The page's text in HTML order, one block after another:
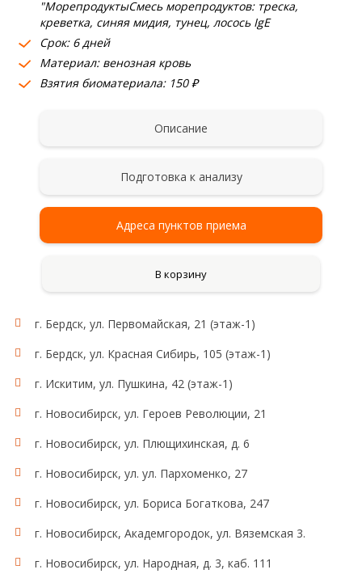
Партнерам
"МорепродуктыСмесь морепродуктов: треска,
креветка, синяя мидия, тунец, лосось IgE
Срок: 6 дней
Материал: венозная кровь
Взятия биоматериала: 150 ₽
Описание
Подготовка к анализу
Адреса пунктов приема
В корзину
г. Бердск, ул. Первомайская, 21 (этаж-1)
г. Бердск, ул. Красная Сибирь, 105 (этаж-1)
г. Искитим, ул. Пушкина, 42 (этаж-1)
г. Новосибирск, ул. Героев Революции, 21
г. Новосибирск, ул. Плющихинская, д. 6
г. Новосибирск, ул. ул. Пархоменко, 27
г. Новосибирск, ул. Бориса Богаткова, 247
г. Новосибирск, Академгородок, ул. Вяземская 3.
г. Новосибирск, ул. Народная, д. 3, каб. 111